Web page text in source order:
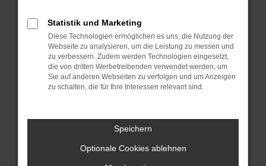
sind.
Veraltete Software birgt nicht nur ein
Sicherheitsrisiko, sondern kann auch dazu
führen, dass bestimmte Funktionen nicht mehr
unterstützt werden.
hast, kontaktiere uns bitte. Wir werden
uns diesen Text schicken, um uns bei der
Statistik und Marketing
Diese Technologien ermöglichen es uns, die Nutzung der
Webseite zu analysieren, um die Leistung zu messen und
zu verbessern. Zudem werden Technologien eingesetzt,
die von dritten Werbetreibenden verwendet werden, um
Sie auf anderen Webseiten zu verfolgen und um Anzeigen
zu schalten, die für Ihre Interessen relevant sind.
Speichern
Optionale Cookies ablehnen